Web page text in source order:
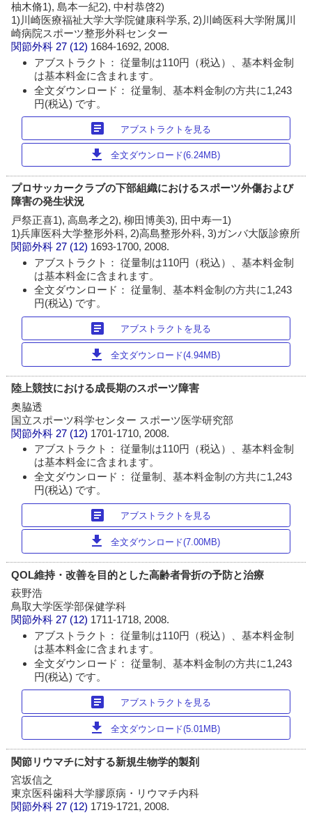
柚木脩1), 島本一紀2), 中村恭啓2)
1)川崎医療福祉大学大学院健康科学系, 2)川崎医科大学附属川
崎病院スポーツ整形外科センター
関節外科 27 (12) 1684-1692, 2008.
アブストラクト： 従量制は110円（税込）、基本料金制
は基本料金に含まれます。
全文ダウンロード： 従量制、基本料金制の方共に1,243
円(税込) です。
article アブストラクトを見る
download 全文ダウンロード(6.24MB)
プロサッカークラブの下部組織におけるスポーツ外傷および
障害の発生状況
戸祭正喜1), 高島孝之2), 柳田博美3), 田中寿一1)
1)兵庫医科大学整形外科, 2)高島整形外科, 3)ガンバ大阪診療所
関節外科 27 (12) 1693-1700, 2008.
アブストラクト： 従量制は110円（税込）、基本料金制
は基本料金に含まれます。
全文ダウンロード： 従量制、基本料金制の方共に1,243
円(税込) です。
article アブストラクトを見る
download 全文ダウンロード(4.94MB)
陸上競技における成長期のスポーツ障害
奥脇透
国立スポーツ科学センター スポーツ医学研究部
関節外科 27 (12) 1701-1710, 2008.
アブストラクト： 従量制は110円（税込）、基本料金制
は基本料金に含まれます。
全文ダウンロード： 従量制、基本料金制の方共に1,243
円(税込) です。
article アブストラクトを見る
download 全文ダウンロード(7.00MB)
QOL維持・改善を目的とした高齢者骨折の予防と治療
萩野浩
鳥取大学医学部保健学科
関節外科 27 (12) 1711-1718, 2008.
アブストラクト： 従量制は110円（税込）、基本料金制
は基本料金に含まれます。
全文ダウンロード： 従量制、基本料金制の方共に1,243
円(税込) です。
article アブストラクトを見る
download 全文ダウンロード(5.01MB)
関節リウマチに対する新規生物学的製剤
宮坂信之
東京医科歯科大学膠原病・リウマチ内科
関節外科 27 (12) 1719-1721, 2008.